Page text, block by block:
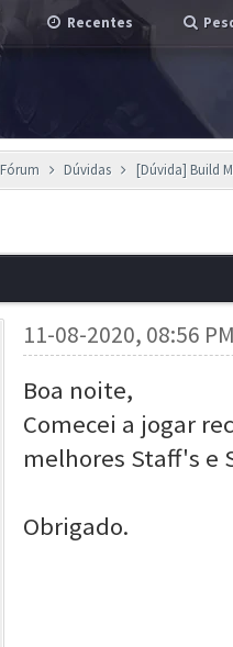
Recentes
Fórum Dúvidas [Dúvida] Build
11-08-2020, 08:56
Boa noite,
Comecei a jogar
melhores Staff's e
Obrigado.